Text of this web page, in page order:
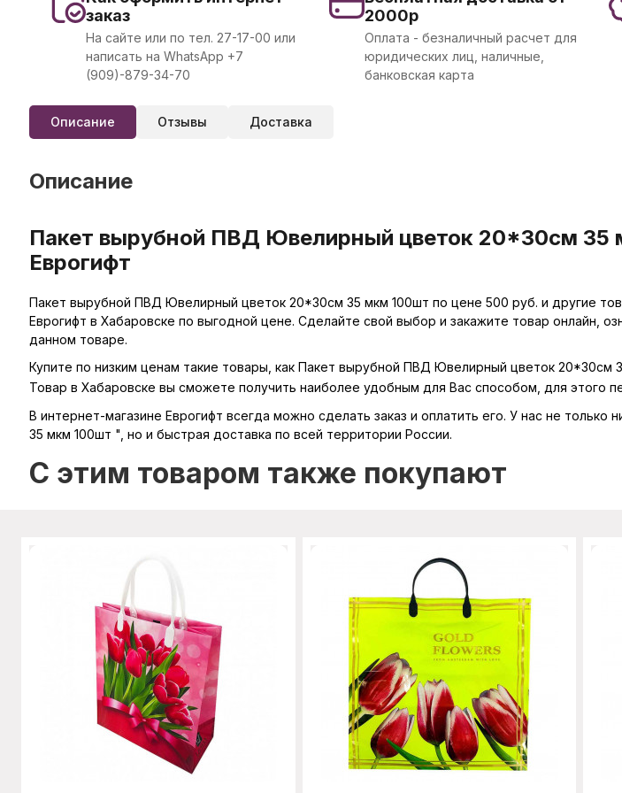
заказ
На сайте или по тел. 27-17-00 или
написать на WhatsApp +7
(909)-879-34-70
2000р
Оплата - безналичный расчет для
юридических лиц, наличные,
банковская карта
Описание Отзывы Доставка
Описание
Пакет вырубной ПВД Ювелирный цветок 20*30см 35
Еврогифт
Пакет вырубной ПВД Ювелирный цветок 20*30см 35 мкм 100шт по цене 500 руб. и другие
Еврогифт в Хабаровске по выгодной цене. Сделайте свой выбор и закажите товар онлайн,
данном товаре.
Купите по низким ценам такие товары, как Пакет вырубной ПВД Ювелирный цветок 20*30см
Товар в Хабаровске вы сможете получить наиболее удобным для Вас способом, для этого
В интернет-магазине Еврогифт всегда можно сделать заказ и оплатить его. У нас не
35 мкм 100шт ", но и быстрая доставка по всей территории России.
C этим товаром также покупают